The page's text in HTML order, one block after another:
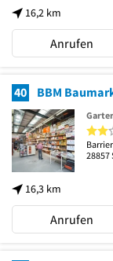
16,2 km
Anrufen
40 BBM
16,3 km
28857
Anrufen